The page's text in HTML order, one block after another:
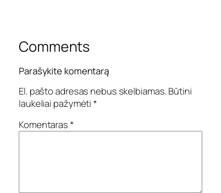
Comments
Parašykite komentarą
El. pašto adresas nebus skelbiamas.Būtini
laukeliai pažymėti*
Komentaras*